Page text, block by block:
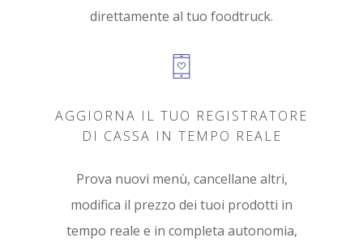
direttamente al tuo foodtruck.
AGGIORNA IL TUO REGISTRATORE
DI CASSA IN TEMPO REALE
Prova nuovi menù, cancellane altri,
modifica il prezzo dei tuoi prodotti in
tempo reale e in completa autonomia,